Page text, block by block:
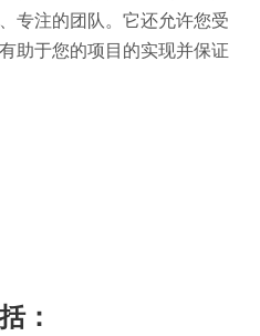
专注的团队。它还允许您受
助于您的项目的实现并保证
：